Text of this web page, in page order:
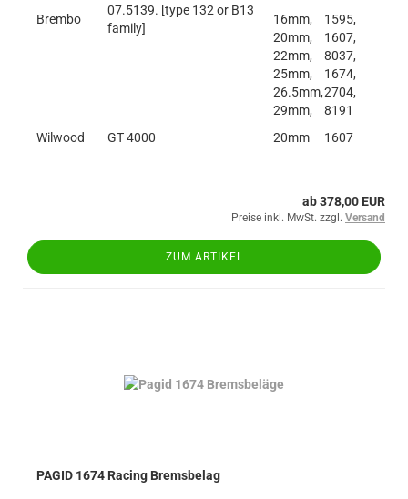
Brembo
07.5139. [type 132 or B13
family]
16mm,
20mm,
22mm,
25mm,
26.5mm,
29mm,
1595,
1607,
8037,
1674,
2704,
8191
Wilwood
GT 4000 20mm 1607
ab 378,00 EUR
Preise inkl. MwSt. zzgl. Versand
ZUM ARTIKEL
PAGID 1674 Racing Bremsbelag